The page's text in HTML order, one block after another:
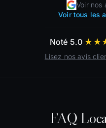
Voir nos
Voir tous les
Noté 5.0
Lisez nos avis
FAQ